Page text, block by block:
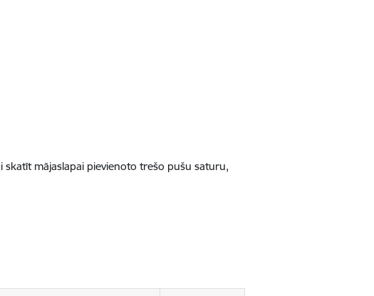
skatīt mājaslapai pievienoto trešo pušu saturu,